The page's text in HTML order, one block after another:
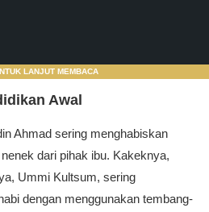
LANJUT MEMBACA
Awal
Ahmad sering menghabiskan
dari pihak ibu. Kakeknya,
Ummi Kultsum, sering
dengan menggunakan tembang-